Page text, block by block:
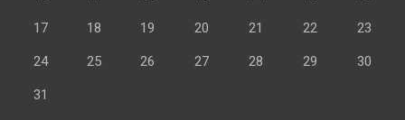
17 18 19 20 21 22 23
24 25 26 27 28 29 30
31